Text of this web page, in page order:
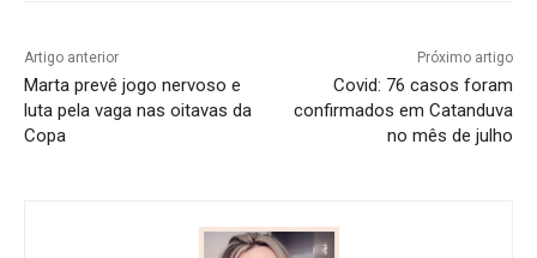
Artigo anterior
Marta prevê jogo nervoso e
luta pela vaga nas oitavas da
Copa
Próximo artigo
Covid: 76 casos foram
confirmados em Catanduva
no mês de julho